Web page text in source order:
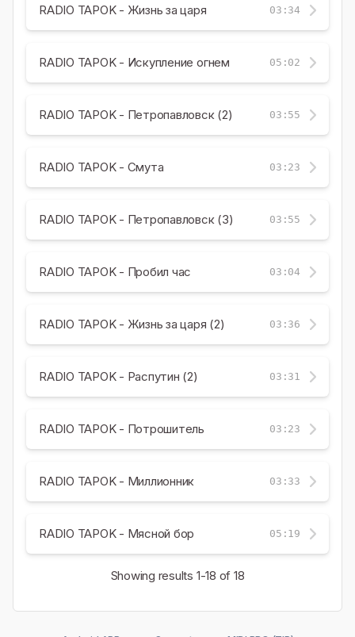
RADIO TAPOK - Жизнь за царя 03:34
RADIO TAPOK - Искупление огнем 05:02
RADIO TAPOK - Петропавловск (2) 03:55
RADIO TAPOK - Смута 03:23
RADIO TAPOK - Петропавловск (3) 03:55
RADIO TAPOK - Пробил час 03:04
RADIO TAPOK - Жизнь за царя (2) 03:36
RADIO TAPOK - Распутин (2) 03:31
RADIO TAPOK - Потрошитель 03:23
RADIO TAPOK - Миллионник 03:33
RADIO TAPOK - Мясной бор 05:19
Showing results 1-18 of 18